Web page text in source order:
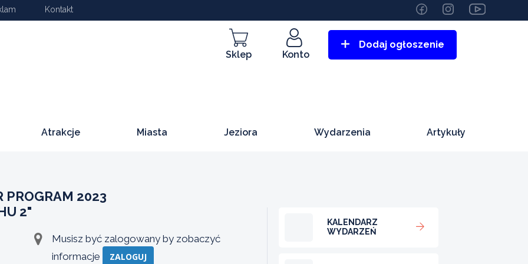
Kontakt
Sklep Konto
Dodaj ogłoszenie
Atrakcje Miasta Jeziora Wydarzenia Artykuły
PROGRAM 2023
2"
Musisz być zalogowany by zobaczyć
informacje
ZALOGUJ
KALENDARZ
WYDARZEŃ